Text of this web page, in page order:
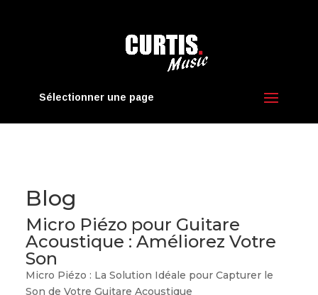
Sélectionner une page
Blog
Micro Piézo pour Guitare
Acoustique : Améliorez Votre
Son
Micro Piézo : La Solution Idéale pour Capturer le
Son de Votre Guitare Acoustique